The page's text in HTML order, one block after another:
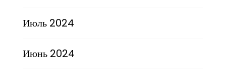
Июль 2024
Июнь 2024